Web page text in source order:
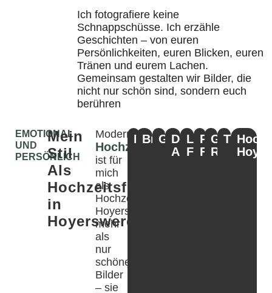
Ich fotografiere keine
Schnappschüsse. Ich erzähle
Geschichten – von euren
Persönlichkeiten, euren Blicken, euren
Tränen und eurem Lachen.
Gemeinsam gestalten wir Bilder, die
nicht nur schön sind, sondern euch
berühren
EMOTIONAL
UND
PERSÖNLICH
Mein
Stil
Als
Hochzeitsfotograf
in
Hoyerswerda
Moderne
Hochzeitsfotografie
ist für
mich
als
Hochzeitsfotograf
Hoyerswerda
mehr
als
nur
schöne
Bilder
– sie
Portraits
Brautpaarshooting
Gruppenbilder
Detail-
Aufnahmen
Location-
Fotos
Party-
Fotos
Getting-
Ready